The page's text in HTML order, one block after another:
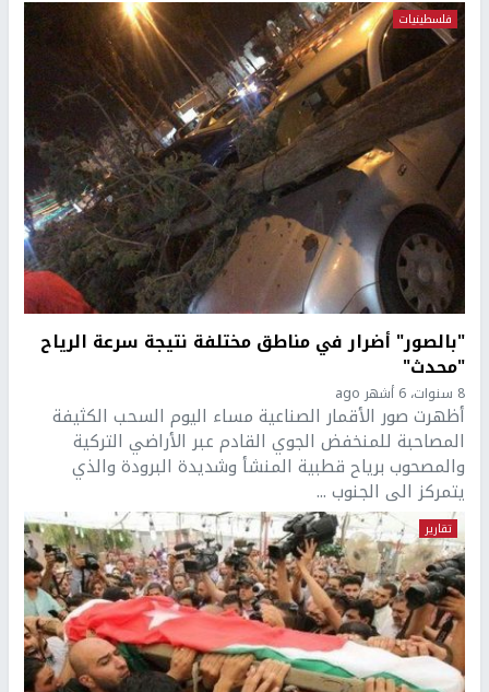
فلسطينيات
"بالصور" أضرار في مناطق مختلفة نتيجة سرعة الرياح
"محدث"
8 سنوات، 6 أشهر ago
أظهرت صور الأقمار الصناعية مساء اليوم السحب الكثيفة
المصاحبة للمنخفض الجوي القادم عبر الأراضي التركية
والمصحوب برياح قطبية المنشأ وشديدة البرودة والذي
يتمركز الى الجنوب ...
تقارير